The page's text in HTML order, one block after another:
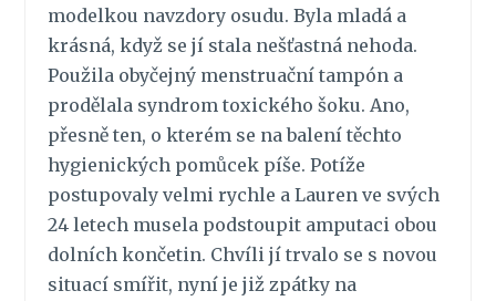
modelkou navzdory osudu. Byla mladá a
krásná, když se jí stala nešťastná nehoda.
Použila obyčejný menstruační tampón a
prodělala syndrom toxického šoku. Ano,
přesně ten, o kterém se na balení těchto
hygienických pomůcek píše. Potíže
postupovaly velmi rychle a Lauren ve svých
24 letech musela podstoupit amputaci obou
dolních končetin. Chvíli jí trvalo se s novou
situací smířit, nyní je již zpátky na